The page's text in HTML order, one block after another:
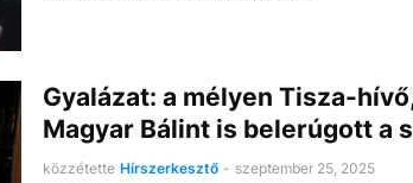
Gyalázat: a mélyen Tisza-
Magyar Bálint is belerúgott a
közzétette Hírszerkesztő - szeptember 25, 2025